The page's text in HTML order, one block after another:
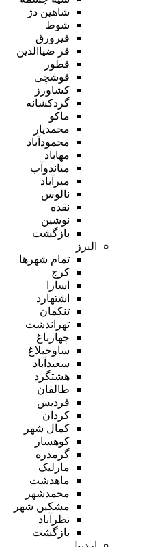
شاهین دژ
شوط
فیرورق
قر ضیاالدین
قطور
قوشچی
کشاورز
گردکشانه
ماکو
محمدیار
محمودآباد
مهاباد
میاندوآب
میرآباد
نالوس
نقده
نوشین
بازگشت
البرز
تمام شهر‌ها
کرج
اسارا
اشتهارد
تنکمان
تهراندشت
چهارباغ
ساوجبلاغ
سعیدآباد
هشتگرد
طالقان
فردیس
کردان
کمال شهر
کوهسار
گرمدره
مارلیک
ماهدشت
محمدشهر
مشکین شهر
نظرآباد
بازگشت